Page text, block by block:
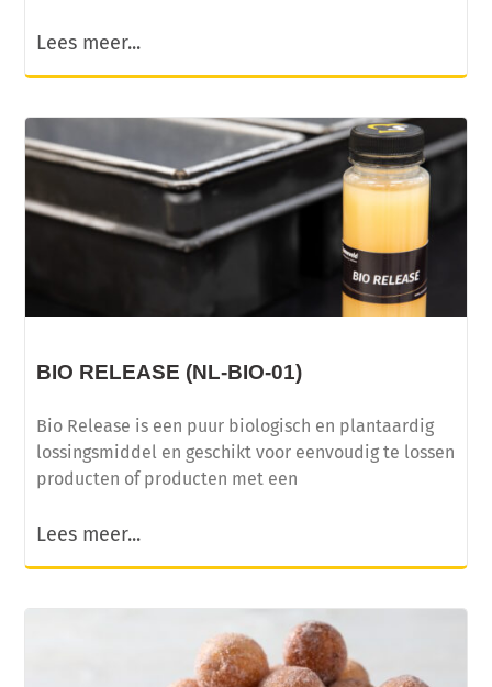
Lees meer...
BIO RELEASE (NL-BIO-01)
Bio Release is een puur biologisch en plantaardig
lossingsmiddel en geschikt voor eenvoudig te lossen
producten of producten met een
Lees meer...